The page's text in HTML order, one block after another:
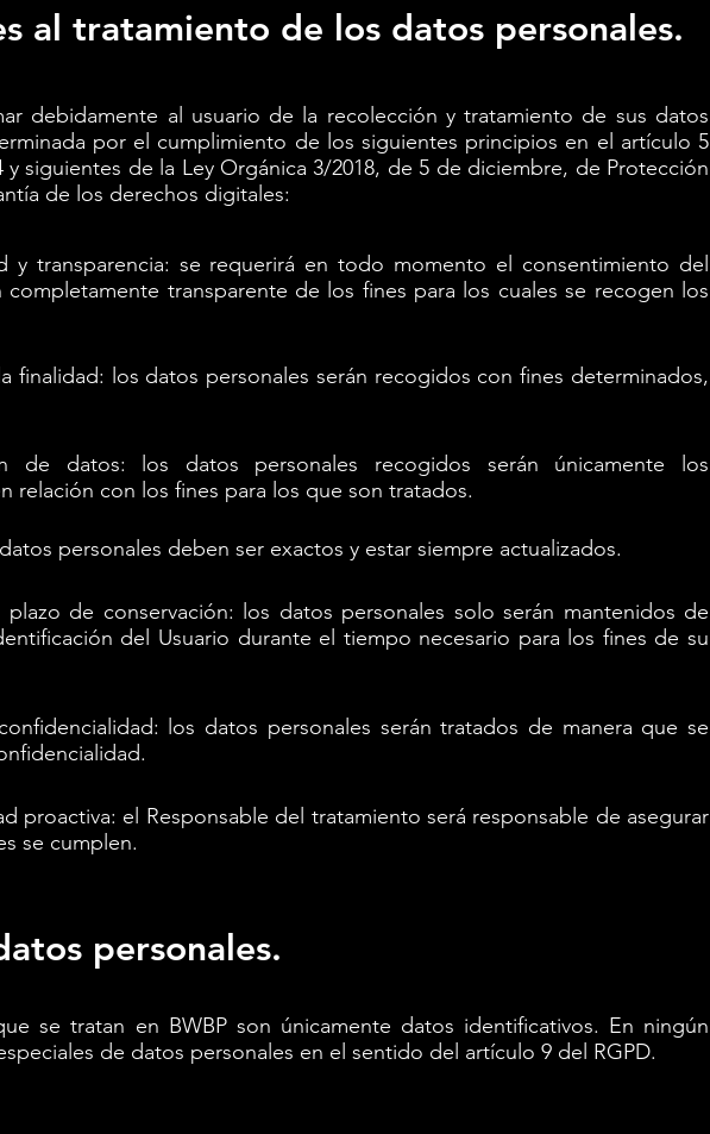
al tratamiento de los datos personales.
debidamente al usuario de la recolección y tratamiento de sus datos
por el cumplimiento de los siguientes principios en el artículo 5
y siguientes de la Ley Orgánica 3/2018, de 5 de diciembre, de Protección
de los derechos digitales:
y transparencia: se requerirá en todo momento el consentimiento del
completamente transparente de los fines para los cuales se recogen los
finalidad: los datos personales serán recogidos con fines determinados,
de datos: los datos personales recogidos serán únicamente los
relación con los fines para los que son tratados.
personales deben ser exactos y estar siempre actualizados.
de conservación: los datos personales solo serán mantenidos de
del Usuario durante el tiempo necesario para los fines de su
los datos personales serán tratados de manera que se
proactiva: el Responsable del tratamiento será responsable de asegurar
se cumplen.
personales.
se tratan en BWBP son únicamente datos identificativos. En ningún
de datos personales en el sentido del artículo 9 del RGPD.